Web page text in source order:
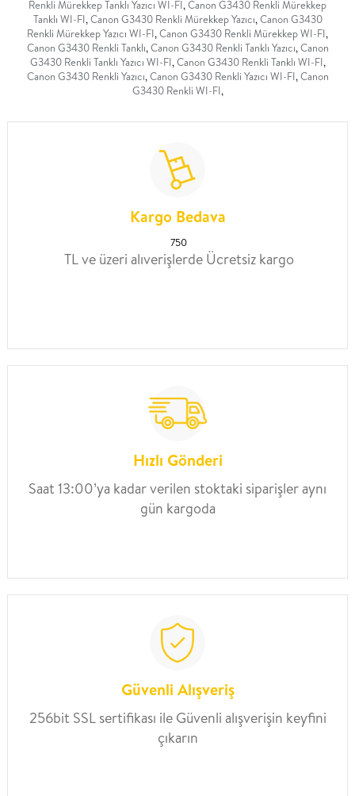
Renkli Mürekkep Tanklı Yazıcı WI-FI,Canon G3430 Renkli Mürekkep
Tanklı WI-FI,Canon G3430 Renkli Mürekkep Yazıcı,Canon G3430
Renkli Mürekkep Yazıcı WI-FI,Canon G3430 Renkli Mürekkep WI-FI,
Canon G3430 Renkli Tanklı,Canon G3430 Renkli Tanklı Yazıcı,Canon
G3430 Renkli Tanklı Yazıcı WI-FI,Canon G3430 Renkli Tanklı WI-FI,
Canon G3430 Renkli Yazıcı,Canon G3430 Renkli Yazıcı WI-FI,Canon
G3430 Renkli WI-FI,
Kargo Bedava
750
TL ve üzeri alıverişlerde Ücretsiz kargo
Hızlı Gönderi
Saat 13:00’ya kadar verilen stoktaki siparişler aynı
gün kargoda
Güvenli Alışveriş
256bit SSL sertifikası ile Güvenli alışverişin keyfini
çıkarın